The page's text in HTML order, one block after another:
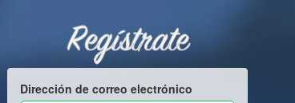
Regístrate
Dirección de correo electrónico